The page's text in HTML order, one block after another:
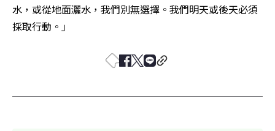
水，或從地面灑水，我們別無選擇。我們明天或後天必須
採取行動。」